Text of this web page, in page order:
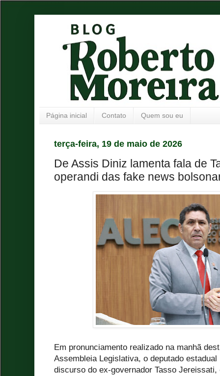
Página inicial Contato Quem sou eu
terça-feira, 19 de maio de 2026
De Assis Diniz lamenta fala de
operandi das fake news
Em pronunciamento realizado na manhã
Assembleia Legislativa, o deputado
discurso do ex-governador Tasso